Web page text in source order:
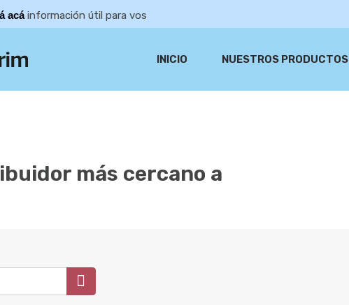
acáinformación útil para vos
INICIO NUESTROS PRODUCTOS
más cercano a